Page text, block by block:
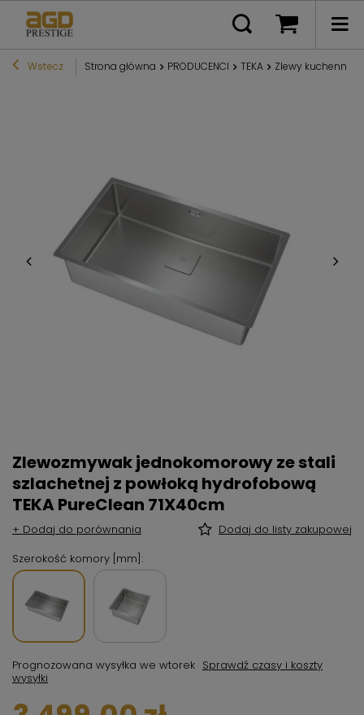
Wstecz Strona główna PRODUCENCI TEKA Zlewy kuchenne
Zlewozmywak jednokomorowy ze stali
szlachetnej z powłoką hydrofobową
TEKA PureClean 71X40cm
+ Dodaj do porównania
Dodaj do listy zakupowej
Szerokość komory [mm]
Prognozowana wysyłka we wtorek Sprawdź czasy i koszty
wysyłki